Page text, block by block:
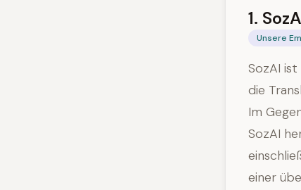
1.
Unsere
SozAI
die
Im
SozAI
einer